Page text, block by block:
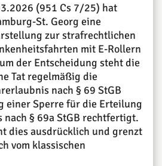
(951 Cs 7/25) hat
St. Georg eine
zur strafrechtlichen
mit E-Rollern
der Entscheidung steht die
Tat regelmäßig die
nach § 69 StGB
einer Sperre für die Erteilung
nach § 69a StGB rechtfertigt.
dies ausdrücklich und grenzt
vom klassischen